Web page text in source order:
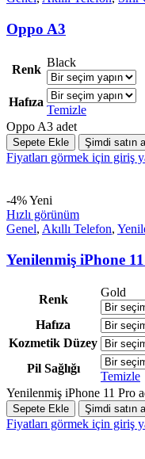
Oppo A3
Renk
Black
Hafıza
Temizle
Oppo A3 adet
Sepete Ekle Şimdi satın al
Fiyatları görmek için giriş
-4%Yeni
Hızlı görünüm
Genel, Akıllı Telefon,
Yenilenmiş iPhone
Renk
Gold
Hafıza
Kozmetik Düzey
Pil Sağlığı
Temizle
Yenilenmiş iPhone 11 Pro
Sepete Ekle Şimdi satın
Fiyatları görmek için giriş